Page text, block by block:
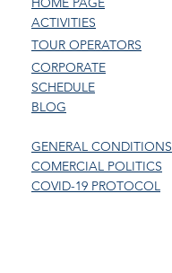
ACTIVITIES
TOUR OPERATORS
CORPORATE
SCHEDULE
BLOG
GENERAL CONDITIONS
COMERCIAL POLITICS
COVID-19 PROTOCOL